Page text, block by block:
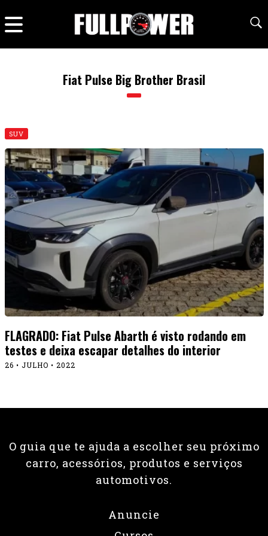
Fiat Pulse Big Brother Brasil
SUV
FLAGRADO: Fiat Pulse Abarth é visto rodando em
testes e deixa escapar detalhes do interior
26 • JULHO • 2022
O guia que te ajuda a escolher seu próximo
carro, acessórios, produtos e serviços
automotivos.
Anuncie